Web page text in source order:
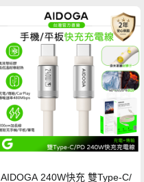
AIDOGA 240W快充 雙Type-C/